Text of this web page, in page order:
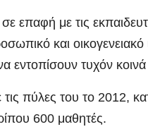
σε επαφή με τις
και οικογενειακό
εντοπίσουν τυχόν κοινά
πύλες του το 2012,
600 μαθητές.